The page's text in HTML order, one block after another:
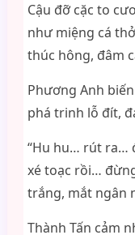
Cậu đỡ cặc to
như miệng cá
thúc hông, đâm
Phương Anh
phá trinh lỗ đít,
“Hu hu… rút ra…
xé toạc rồi…
trắng, mắt ngân
Thành Tấn cảm